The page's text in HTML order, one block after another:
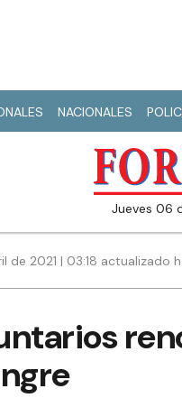
NACIONALES
jueves 06
de 2021 | 03:18 actualizado